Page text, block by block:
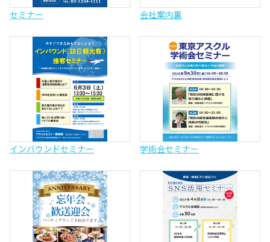
セミナー 会社案内裏
インバウンドセミナー 学術会セミナー